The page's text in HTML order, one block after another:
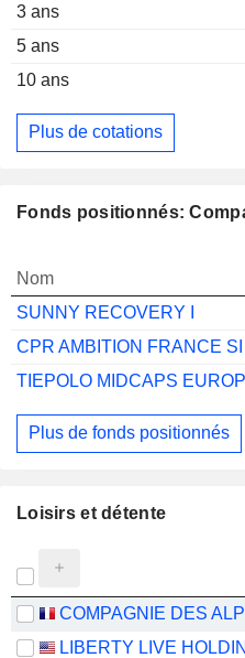
3 ans
5 ans
10 ans
Plus de cotations
Fonds positionnés:
Nom
SUNNY RECOVERY I
CPR AMBITION FRANCE SI
Plus de fonds positionnés
Loisirs et détente
COMPAGNIE DES